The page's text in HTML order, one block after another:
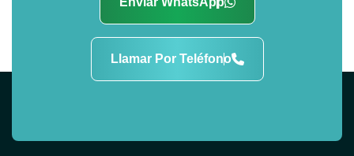
Llamar Por Teléfono